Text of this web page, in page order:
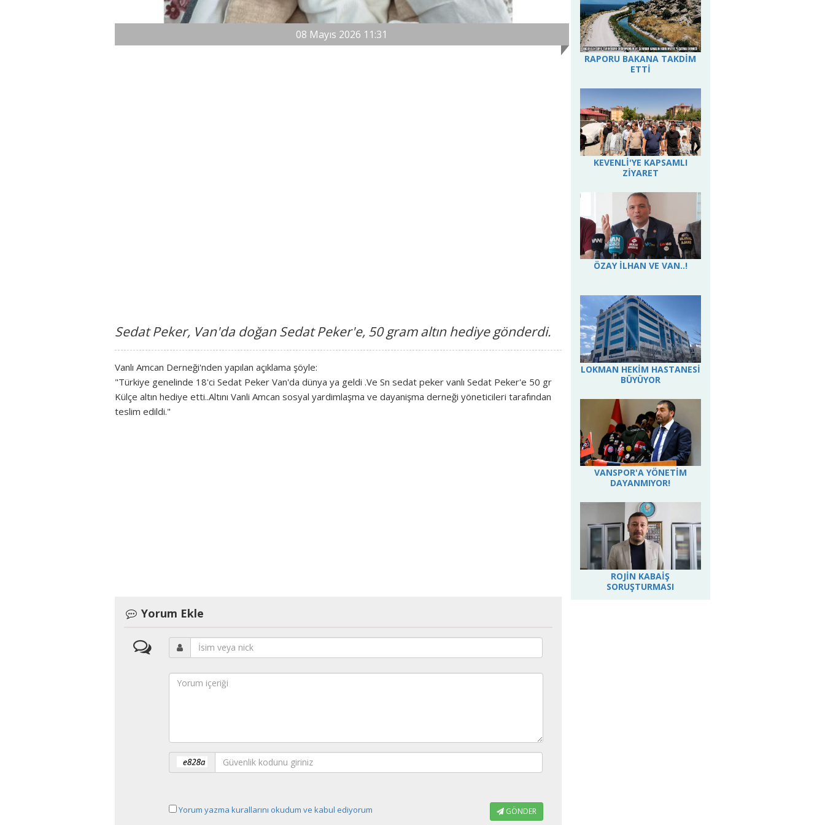
08 Mayıs 2026 11:31
Sedat Peker, Van'da doğan Sedat Peker'e, 50 gram altın hediye gönderdi.
Vanlı Amcan Derneği'nden yapılan açıklama şöyle:
"Türkiye genelinde 18'ci Sedat Peker Van'da dünya ya geldi .Ve Sn sedat peker vanlı Sedat Peker'e 50 gr
Külçe altın hediye etti..Altını Vanli Amcan sosyal yardimlaşma ve dayanişma derneği yöneticileri tarafından
teslim edildi."
Yorum Ekle
Yorum yazma kurallarını okudum ve kabul ediyorum GÖNDER
RAPORU BAKANA TAKDİM
ETTİ
KEVENLİ'YE KAPSAMLI
ZİYARET
ÖZAY İLHAN VE VAN..!
LOKMAN HEKİM HASTANESİ
BÜYÜYOR
VANSPOR'A YÖNETİM
DAYANMIYOR!
ROJİN KABAİŞ
SORUŞTURMASI